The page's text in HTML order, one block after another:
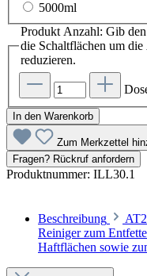
5000ml
Produkt Anzahl: Gib
die Schaltflächen um
reduzieren.
In den Warenkorb
Zum Merkzettel
Fragen? Rückruf anfordern
Produktnummer: ILL30.1
Beschreibung
Reiniger zum
Haftflächen sowie